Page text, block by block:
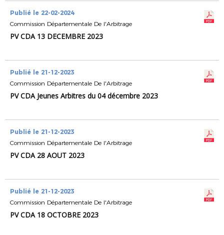
Publié le 22-02-2024
Commission Départementale De l'Arbitrage
PV CDA 13 DECEMBRE 2023
Publié le 21-12-2023
Commission Départementale De l'Arbitrage
PV CDA Jeunes Arbitres du 04 décembre 2023
Publié le 21-12-2023
Commission Départementale De l'Arbitrage
PV CDA 28 AOUT 2023
Publié le 21-12-2023
Commission Départementale De l'Arbitrage
PV CDA 18 OCTOBRE 2023